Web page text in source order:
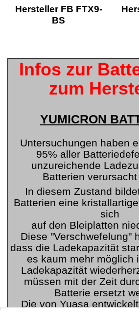
Hersteller FB FTX9-
BS
Infos zur
zum
YUMICRON
Untersuchungen haben
95% aller
unzureichende
Batterien
In diesem Zustand
Batterien eine
sich
auf den Bleiplatten
Diese "Verschwefelung"
dass die Ladekapazität
es kaum mehr möglich
Ladekapazität
müssen mit der Zeit
Batterie ersetzt
Die von Yuasa